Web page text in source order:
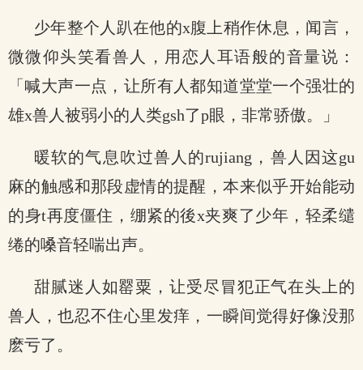
少年整个人趴在他的x腹上稍作休息，闻言，
微微仰头笑看兽人，用恋人耳语般的音量说：
「喊大声一点，让所有人都知道堂堂一个强壮的
雄x兽人被弱小的人类gsh了p眼，非常骄傲。」
暖软的气息吹过兽人的rujiang，兽人因这gu
麻的触感和那段虚情的提醒，本来似乎开始能动
的身t再度僵住，绷紧的後x夹爽了少年，轻柔缱
绻的嗓音轻喘出声。
甜腻迷人如罂粟，让受尽冒犯正气在头上的
兽人，也忍不住心里发痒，一瞬间觉得好像没那
麽亏了。